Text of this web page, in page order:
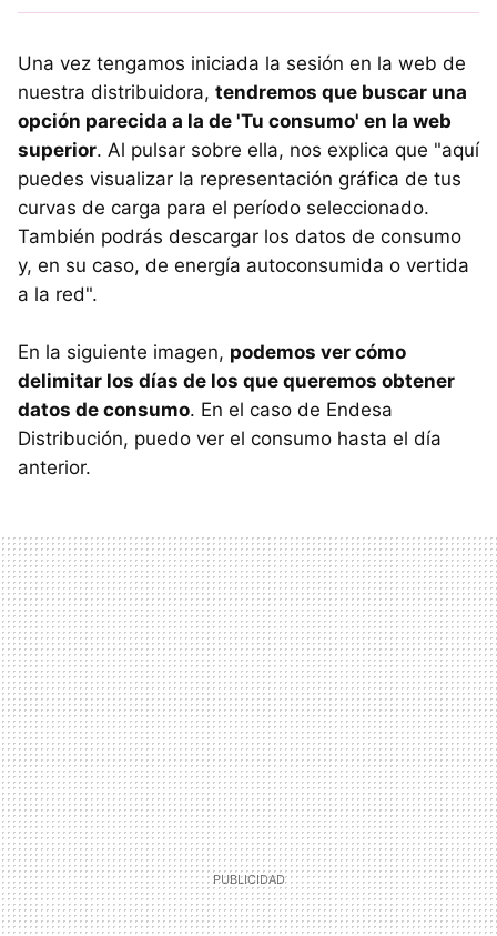
Una vez tengamos iniciada la sesión en la web de
nuestra distribuidora, tendremos que buscar una
opción parecida a la de 'Tu consumo' en la web
superior. Al pulsar sobre ella, nos explica que "aquí
puedes visualizar la representación gráfica de tus
curvas de carga para el período seleccionado.
También podrás descargar los datos de consumo
y, en su caso, de energía autoconsumida o vertida
a la red".
En la siguiente imagen, podemos ver cómo
delimitar los días de los que queremos obtener
datos de consumo. En el caso de Endesa
Distribución, puedo ver el consumo hasta el día
anterior.